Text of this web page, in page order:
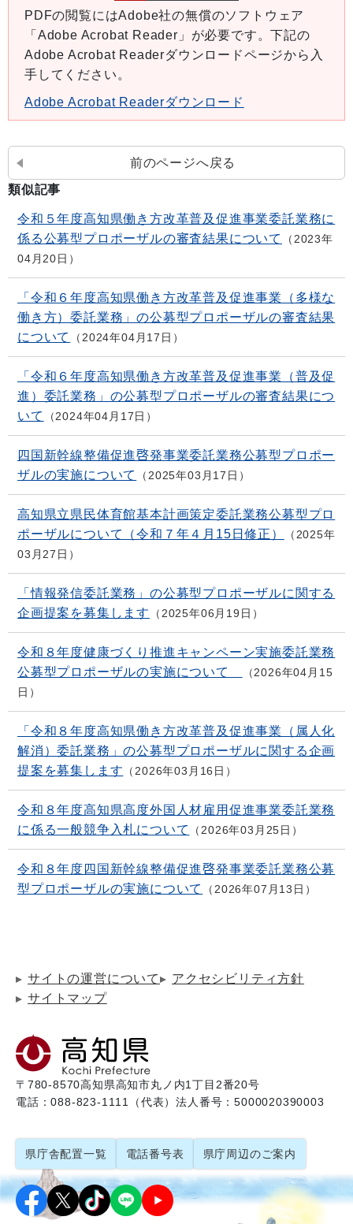
PDFの閲覧にはAdobe社の無償のソフトウェア
「Adobe Acrobat Reader」が必要です。下記の
Adobe Acrobat Readerダウンロードページから入
手してください。
Adobe Acrobat Readerダウンロード
前のページへ戻る
類似記事
令和５年度高知県働き方改革普及促進事業委託業務に
係る公募型プロポーザルの審査結果について
2023年
04月20日
「令和６年度高知県働き方改革普及促進事業（多様な
働き方）委託業務」の公募型プロポーザルの審査結果
について
2024年04月17日
「令和６年度高知県働き方改革普及促進事業（普及促
進）委託業務」の公募型プロポーザルの審査結果につ
いて
2024年04月17日
四国新幹線整備促進啓発事業委託業務公募型プロポー
ザルの実施について
2025年03月17日
高知県立県民体育館基本計画策定委託業務公募型プロ
ポーザルについて（令和７年４月15日修正）
2025年
03月27日
「情報発信委託業務」の公募型プロポーザルに関する
企画提案を募集します
2025年06月19日
令和８年度健康づくり推進キャンペーン実施委託業務
公募型プロポーザルの実施について
2026年04月15
日
「令和８年度高知県働き方改革普及促進事業（属人化
解消）委託業務」の公募型プロポーザルに関する企画
提案を募集します
2026年03月16日
令和８年度高知県高度外国人材雇用促進事業委託業務
に係る一般競争入札について
2026年03月25日
令和８年度四国新幹線整備促進啓発事業委託業務公募
型プロポーザルの実施について
2026年07月13日
サイトの運営について
アクセシビリティ方針
サイトマップ
〒780-8570高知県高知市丸ノ内1丁目2番20号
電話：088-823-1111（代表）法人番号：5000020390003
県庁舎配置一覧 電話番号表 県庁周辺のご案内